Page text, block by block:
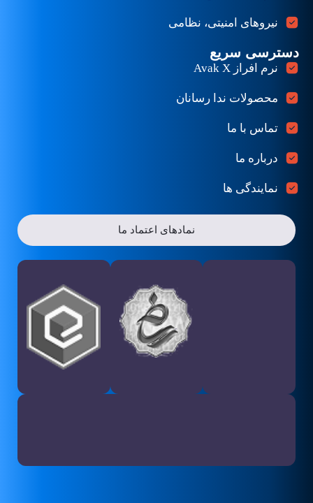
نیروهای امنیتی، نظامی
دسترسی سریع
نرم افراز Avak X
محصولات ندا رسانان
تماس با ما
درباره ما
نمایندگی ها
نمادهای اعتماد ما